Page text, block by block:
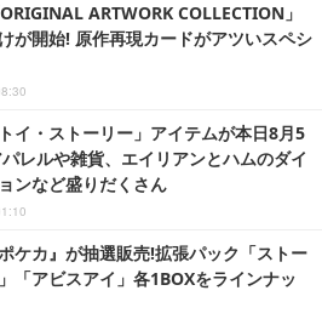
ARTWORK COLLECTION」
が開始! 原作再現カードがアツいスペシ
イ・ストーリー」アイテムが本日8月5
レルや雑貨、エイリアンとハムのダイ
ンなど盛りだくさん
ケカ』が抽選販売!拡張パック「ストー
「アビスアイ」各1BOXをラインナッ